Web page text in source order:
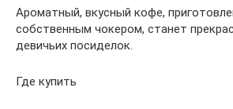
Ароматный, вкусный кофе,
собственным чокером, станет
девичьих посиделок.
Где купить